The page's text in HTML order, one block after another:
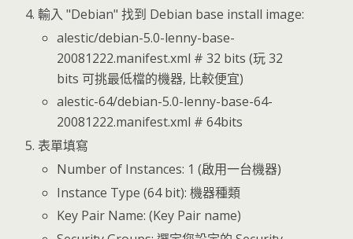
輸入 "Debian" 找到 Debian base install image:
alestic/debian-5.0-lenny-base-
20081222.manifest.xml # 32 bits (玩 32
bits 可挑最低檔的機器, 比較便宜)
alestic-64/debian-5.0-lenny-base-64-
20081222.manifest.xml # 64bits
表單填寫
Number of Instances: 1 (啟用一台機器)
Instance Type (64 bit): 機器種類
Key Pair Name: (Key Pair name)